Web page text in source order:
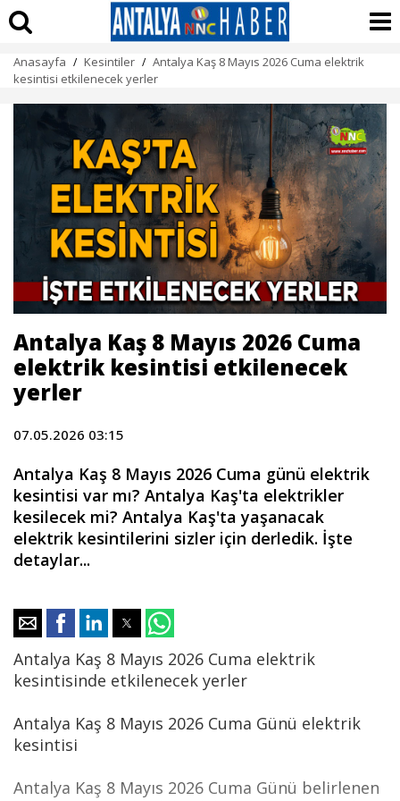
Anasayfa / Kesintiler / Antalya Kaş 8 Mayıs 2026 Cuma elektrik
kesintisi etkilenecek yerler
Antalya Kaş 8 Mayıs 2026 Cuma
elektrik kesintisi etkilenecek
yerler
07.05.2026 03:15
Antalya Kaş 8 Mayıs 2026 Cuma günü elektrik
kesintisi var mı? Antalya Kaş'ta elektrikler
kesilecek mi? Antalya Kaş'ta yaşanacak
elektrik kesintilerini sizler için derledik. İşte
detaylar...
Antalya Kaş 8 Mayıs 2026 Cuma elektrik
kesintisinde etkilenecek yerler
Antalya Kaş 8 Mayıs 2026 Cuma Günü elektrik
kesintisi
Antalya Kaş 8 Mayıs 2026 Cuma Günü belirlenen